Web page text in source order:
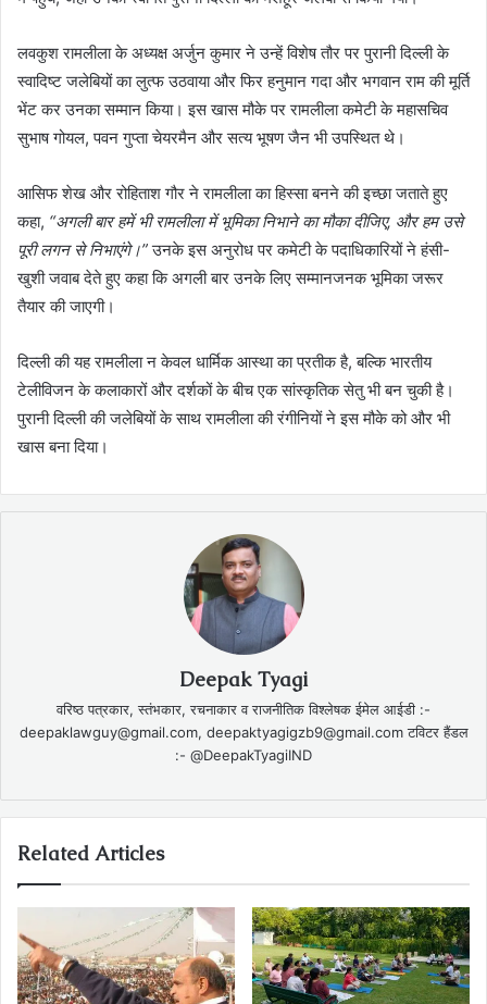
लवकुश रामलीला के अध्यक्ष अर्जुन कुमार ने उन्हें विशेष तौर पर पुरानी दिल्ली के
स्वादिष्ट जलेबियों का लुत्फ उठवाया और फिर हनुमान गदा और भगवान राम की मूर्ति
भेंट कर उनका सम्मान किया। इस खास मौके पर रामलीला कमेटी के महासचिव
सुभाष गोयल, पवन गुप्ता चेयरमैन और सत्य भूषण जैन भी उपस्थित थे।
आसिफ शेख और रोहिताश गौर ने रामलीला का हिस्सा बनने की इच्छा जताते हुए
कहा, “अगली बार हमें भी रामलीला में भूमिका निभाने का मौका दीजिए, और हम उसे
पूरी लगन से निभाएंगे।”उनके इस अनुरोध पर कमेटी के पदाधिकारियों ने हंसी-
खुशी जवाब देते हुए कहा कि अगली बार उनके लिए सम्मानजनक भूमिका जरूर
तैयार की जाएगी।
दिल्ली की यह रामलीला न केवल धार्मिक आस्था का प्रतीक है, बल्कि भारतीय
टेलीविजन के कलाकारों और दर्शकों के बीच एक सांस्कृतिक सेतु भी बन चुकी है।
पुरानी दिल्ली की जलेबियों के साथ रामलीला की रंगीनियों ने इस मौके को और भी
खास बना दिया।
Deepak Tyagi
वरिष्ठ पत्रकार, स्तंभकार, रचनाकार व राजनीतिक विश्लेषक ईमेल आईडी :-
deepaklawguy@gmail.com, deepaktyagigzb9@gmail.com टविटर हैंडल
:- @DeepakTyagiIND
Related Articles